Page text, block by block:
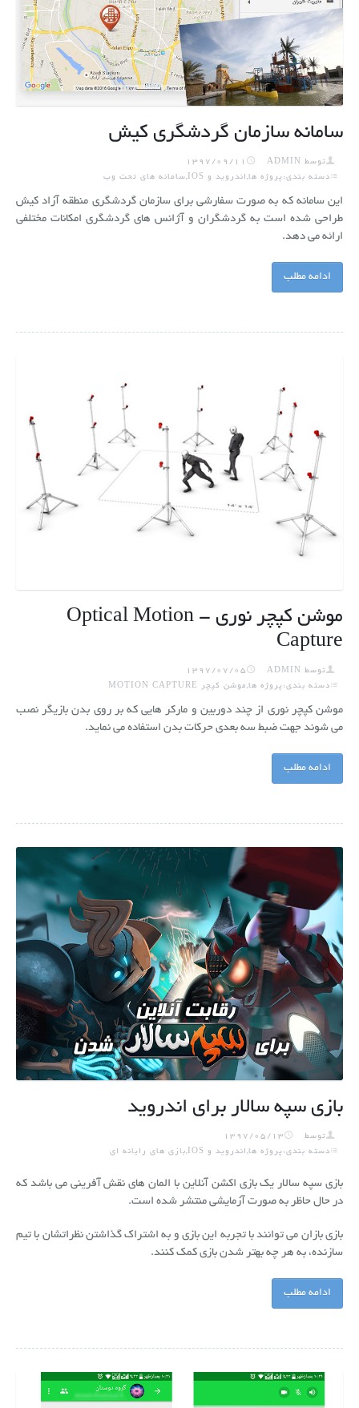
ضبط سه بعدی حرکات بدون مارکر
موشن کپچر نوری ( با دوربین و مارکر )
پروژه های ملی
جزئیات پروژه ها و محصولات
آخرین پروژه ها و محصولات
گالری
درباره حسان
ارتباط با ما
سامانه سازمان گردشگری کیش
توسط ADMIN
1397/09/11
دسته بندی:پروژه ها,اندروید و IOS,سامانه های تحت وب
این سامانه که به صورت سفارشی برای سازمان گردشگری منطقه آزاد کیش
طراحی شده است به گردشگران و آژانس های گردشگری امکانات مختلفی
ارائه می دهد.
ادامه مطلب
موشن کپچر نوری - Optical Motion
Capture
توسط ADMIN
1397/07/05
دسته بندی:پروژه ها,موشن کپچر MOTION CAPTURE
موشن کپچر نوری از چند دوربین و مارکر هایی که بر روی بدن بازیگر نصب
می شوند جهت ضبط سه بعدی حرکات بدن استفاده می نماید.
ادامه مطلب
بازی سپه سالار برای اندروید
توسط
1397/05/13
دسته بندی:پروژه ها,اندروید و IOS,بازی های رایانه ای
بازی سپه سالار یک بازی اکشن آنلاین با المان های نقش آفرینی می باشد که
در حال حاظر به صورت آزمایشی منتشر شده است.
بازی بازان می توانند با تجربه این بازی و به اشتراک گذاشتن نظراتشان با تیم
سازنده، به هر چه بهتر شدن بازی کمک کنند.
ادامه مطلب